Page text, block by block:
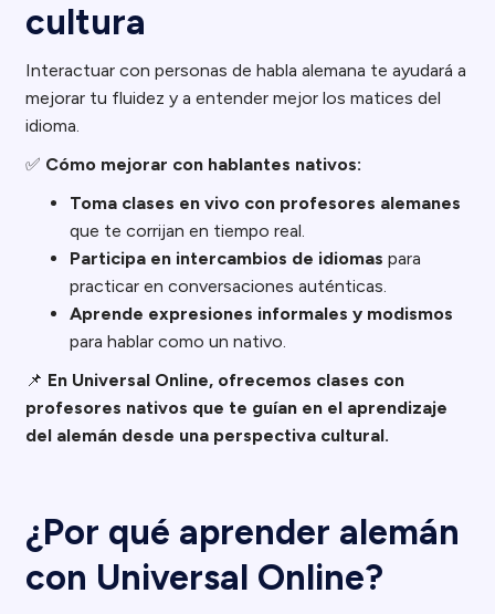
cultura
Interactuar con personas de habla alemana te ayudará a
mejorar tu fluidez y a entender mejor los matices del
idioma.
✅ Cómo mejorar con hablantes nativos:
Toma clases en vivo con profesores alemanes
que te corrijan en tiempo real.
Participa en intercambios de idiomas para
practicar en conversaciones auténticas.
Aprende expresiones informales y modismos
para hablar como un nativo.
📌 En Universal Online, ofrecemos clases con
profesores nativos que te guían en el aprendizaje
del alemán desde una perspectiva cultural.
¿Por qué aprender alemán
con Universal Online?